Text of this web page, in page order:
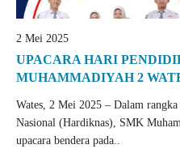
2 Mei 2025
UPACARA HARI
MUHAMMADIYAH 2
Wates, 2 Mei 2025 – Dalam
Nasional (Hardiknas), SMK
upacara bendera pada..